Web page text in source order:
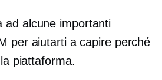
ad alcune importanti
per aiutarti a capire perché
piattaforma.